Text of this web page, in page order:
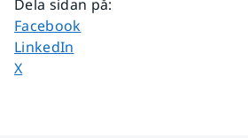
Dela sidan på:
Dela sidan på
Facebook
Dela sidan på
LinkedIn
Dela sidan på
X